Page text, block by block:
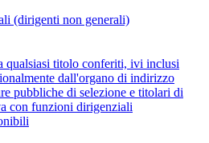
(dirigenti non generali)
qualsiasi titolo conferiti, ivi inclusi
dall'organo di indirizzo
pubbliche di selezione e titolari di
con funzioni dirigenziali